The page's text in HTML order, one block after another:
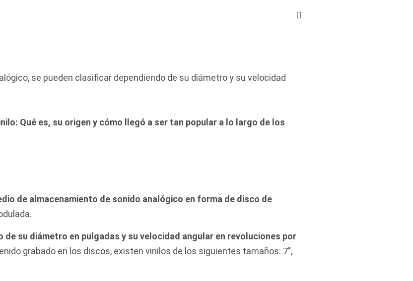
se pueden clasificar dependiendo de su diámetro y su velocidad
Qué es, su origen y cómo llegó a ser tan popular a lo largo de los
de almacenamiento de sonido analógico en forma de disco de
su diámetro en pulgadas y su velocidad angular en revoluciones por
grabado en los discos, existen vinilos de los siguientes tamaños: 7”,